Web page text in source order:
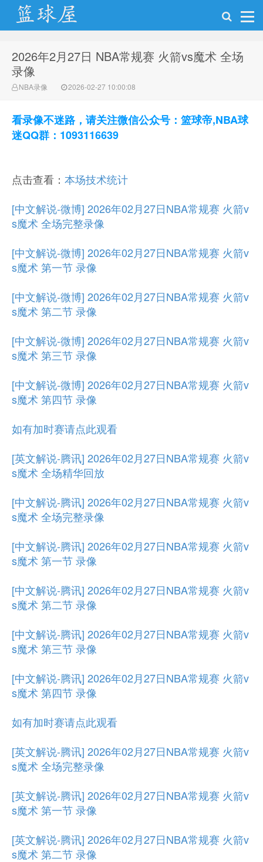
NBA录像网
2026年2月27日 NBA常规赛 火箭vs魔术 全场
录像
NBA录像 2026-02-27 10:00:08
看录像不迷路，请关注微信公众号：篮球帝,NBA球
迷QQ群：1093116639
点击查看： 本场技术统计
[中文解说-微博] 2026年02月27日NBA常规赛 火箭v
s魔术 全场完整录像
[中文解说-微博] 2026年02月27日NBA常规赛 火箭v
s魔术 第一节 录像
[中文解说-微博] 2026年02月27日NBA常规赛 火箭v
s魔术 第二节 录像
[中文解说-微博] 2026年02月27日NBA常规赛 火箭v
s魔术 第三节 录像
[中文解说-微博] 2026年02月27日NBA常规赛 火箭v
s魔术 第四节 录像
如有加时赛请点此观看
[英文解说-腾讯] 2026年02月27日NBA常规赛 火箭v
s魔术 全场精华回放
[中文解说-腾讯] 2026年02月27日NBA常规赛 火箭v
s魔术 全场完整录像
[中文解说-腾讯] 2026年02月27日NBA常规赛 火箭v
s魔术 第一节 录像
[中文解说-腾讯] 2026年02月27日NBA常规赛 火箭v
s魔术 第二节 录像
[中文解说-腾讯] 2026年02月27日NBA常规赛 火箭v
s魔术 第三节 录像
[中文解说-腾讯] 2026年02月27日NBA常规赛 火箭v
s魔术 第四节 录像
如有加时赛请点此观看
[英文解说-腾讯] 2026年02月27日NBA常规赛 火箭v
s魔术 全场完整录像
[英文解说-腾讯] 2026年02月27日NBA常规赛 火箭v
s魔术 第一节 录像
[英文解说-腾讯] 2026年02月27日NBA常规赛 火箭v
s魔术 第二节 录像